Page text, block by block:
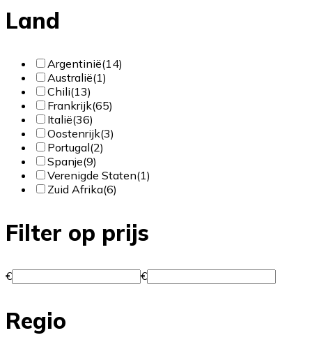
Land
Argentinië(14)
Australië(1)
Chili(13)
Frankrijk(65)
Italië(36)
Oostenrijk(3)
Portugal(2)
Spanje(9)
Verenigde Staten(1)
Zuid Afrika(6)
Filter op prijs
€ €
Regio